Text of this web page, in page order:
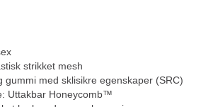
strikket mesh
gummi med sklisikre egenskaper (SRC)
Uttakbar Honeycomb™